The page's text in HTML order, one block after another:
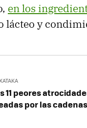
en los
y
11 peores
por las